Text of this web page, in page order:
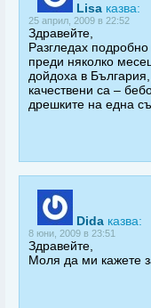
Lisa казва:
25 април, 2009 в 22:52
Здравейте,
Разгледах
преди няколко
дойдоха в
качествени са –
дрешките на една
Dida казва:
8 юни, 2009 в 23:51
Здравейте,
Моля да ми кажете